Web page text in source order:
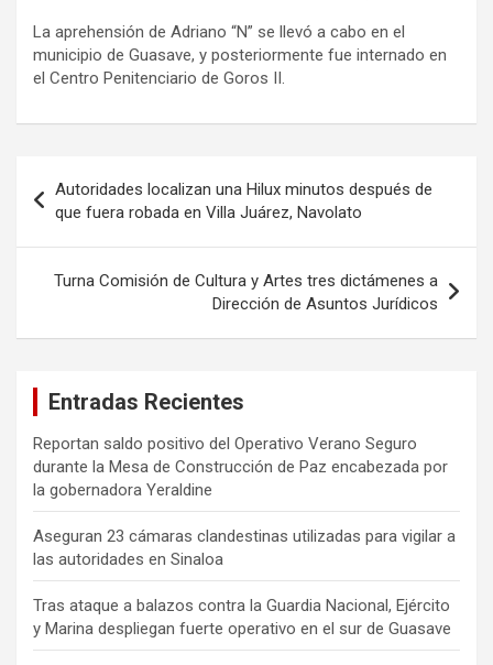
La aprehensión de Adriano “N” se llevó a cabo en el
municipio de Guasave, y posteriormente fue internado en
el Centro Penitenciario de Goros II.
de
entradas
Autoridades localizan una Hilux minutos después de
que fuera robada en Villa Juárez, Navolato
Turna Comisión de Cultura y Artes tres dictámenes a
Dirección de Asuntos Jurídicos
Entradas Recientes
Reportan saldo positivo del Operativo Verano Seguro
durante la Mesa de Construcción de Paz encabezada por
la gobernadora Yeraldine
Aseguran 23 cámaras clandestinas utilizadas para vigilar a
las autoridades en Sinaloa
Tras ataque a balazos contra la Guardia Nacional, Ejército
y Marina despliegan fuerte operativo en el sur de Guasave